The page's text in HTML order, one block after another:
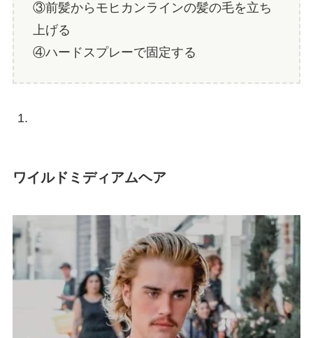
③前髪からモヒカンラインの髪の毛を立ち
上げる
④ハードスプレーで固定する
ワイルドミディアムヘア